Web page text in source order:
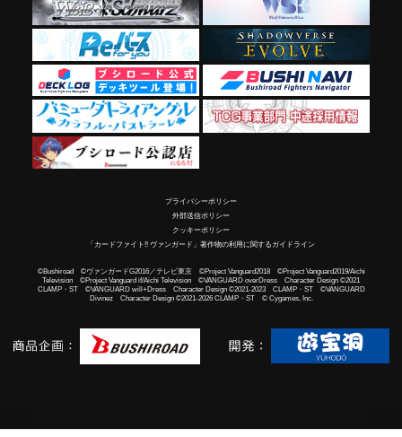
プライバシーポリシー
外部送信ポリシー
クッキーポリシー
「カードファイト!! ヴァンガード」著作物の利用に関するガイドライン
©Bushiroad ©ヴァンガードG2016／テレビ東京 ©Project Vanguard2018 ©Project Vanguard2019/Aichi
Television ©Project Vanguard if/Aichi Television ©VANGUARD overDress Character Design ©2021
CLAMP・ST ©VANGUARD will+Dress Character Design ©2021-2023 CLAMP・ST ©VANGUARD
Divinez Character Design ©2021-2026 CLAMP・ST © Cygames, Inc.